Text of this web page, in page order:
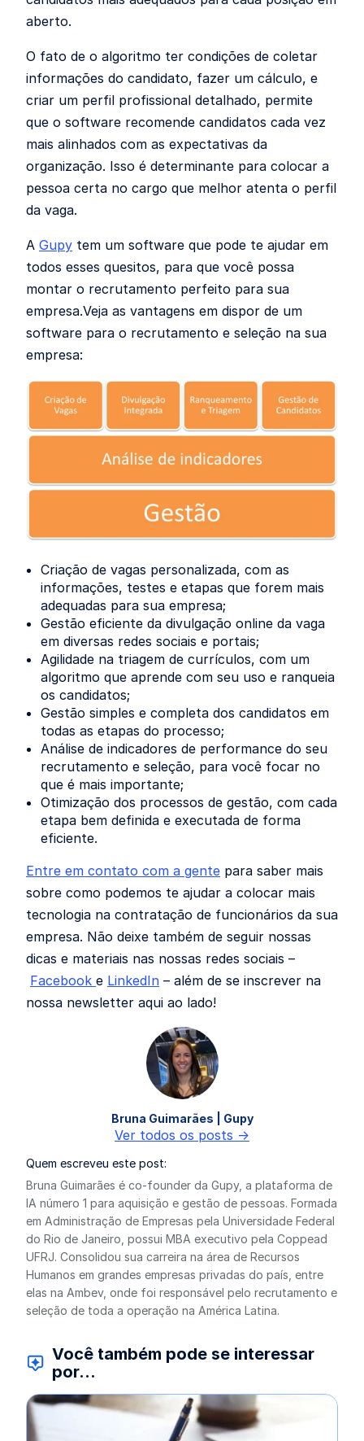
aberto.
O fato de o algoritmo ter condições de coletar
informações do candidato, fazer um cálculo, e
criar um perfil profissional detalhado, permite
que o software recomende candidatos cada vez
mais alinhados com as expectativas da
organização. Isso é determinante para colocar a
pessoa certa no cargo que melhor atenta o perfil
da vaga.
A Gupy tem um software que pode te ajudar em
todos esses quesitos, para que você possa
montar o recrutamento perfeito para sua
empresa.Veja as vantagens em dispor de um
software para o recrutamento e seleção na sua
empresa:
Criação de vagas personalizada, com as
informações, testes e etapas que forem mais
adequadas para sua empresa;
Gestão eficiente da divulgação online da vaga
em diversas redes sociais e portais;
Agilidade na triagem de currículos, com um
algoritmo que aprende com seu uso e ranqueia
os candidatos;
Gestão simples e completa dos candidatos em
todas as etapas do processo;
Análise de indicadores de performance do seu
recrutamento e seleção, para você focar no
que é mais importante;
Otimização dos processos de gestão, com cada
etapa bem definida e executada de forma
eficiente.
Entre em contato com a gente para saber mais
sobre como podemos te ajudar a colocar mais
tecnologia na contratação de funcionários da sua
empresa. Não deixe também de seguir nossas
dicas e materiais nas nossas redes sociais –
Facebook e LinkedIn – além de se inscrever na
nossa newsletter aqui ao lado!
Bruna Guimarães | Gupy
Ver todos os posts ->
Quem escreveu este post:
Bruna Guimarães é co-founder da Gupy, a plataforma de
IA número 1 para aquisição e gestão de pessoas. Formada
em Administração de Empresas pela Universidade Federal
do Rio de Janeiro, possui MBA executivo pela Coppead
UFRJ. Consolidou sua carreira na área de Recursos
Humanos em grandes empresas privadas do país, entre
elas na Ambev, onde foi responsável pelo recrutamento e
seleção de toda a operação na América Latina.
Você também pode se interessar
por...